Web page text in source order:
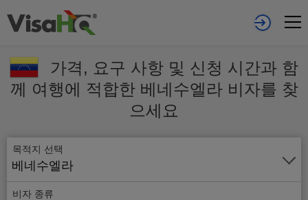
가격, 요구 사항 및 신청 시간과 함
께 여행에 적합한 베네수엘라 비자를 찾
으세요
목적지 선택
베네수엘라
비자 종류